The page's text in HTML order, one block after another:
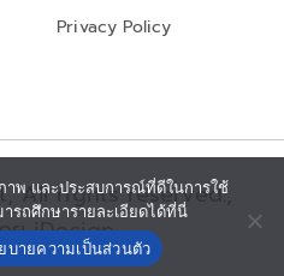
Privacy Policy
All rights reserved.,
ดย iDesign
าพ และประสบการณ์ที่ดีในการใช้
รถศึกษารายละเอียดได้ที่นี่
บายความเป็นส่วนตัว